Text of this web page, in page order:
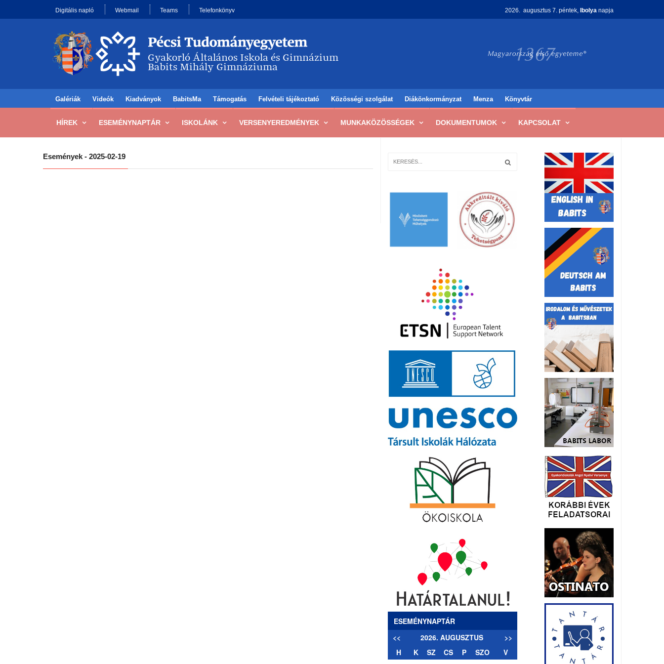
Digitális napló Webmail Teams Telefonkönyv 2026. augusztus 7. péntek, Ibolya napja
Galériák Videók Kiadványok BabitsMa Támogatás Felvételi tájékoztató Közösségi szolgálat Diákönkormányzat Menza Könyvtár
HÍREK ESEMÉNYNAPTÁR ISKOLÁNK VERSENYEREDMÉNYEK MUNKAKÖZÖSSÉGEK DOKUMENTUMOK KAPCSOLAT
Események - 2025-02-19
ESEMÉNYNAPTÁR
<<
2026. AUGUSZTUS
>>
H
K SZ CS P SZO V